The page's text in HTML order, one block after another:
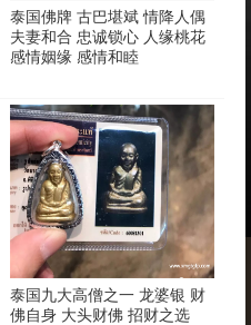
泰国佛牌 古巴堪斌 情降人偶
夫妻和合 忠诚锁心 人缘桃花
感情姻缘 感情和睦
泰国九大高僧之一 龙婆银 财
佛自身 大头财佛 招财之选